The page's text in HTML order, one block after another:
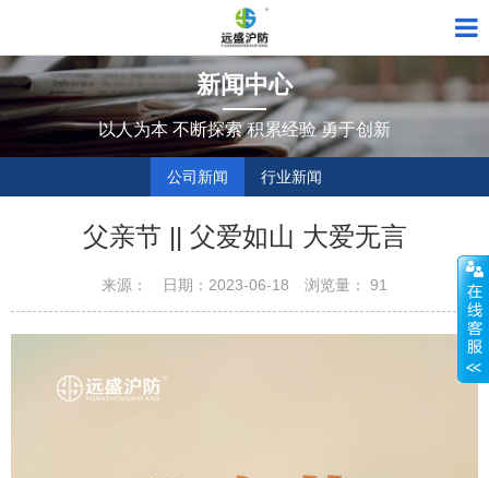
新闻中心
以人为本 不断探索 积累经验 勇于创新
公司新闻 行业新闻
父亲节 || 父爱如山 大爱无言
来源： 日期：2023-06-18 浏览量： 91